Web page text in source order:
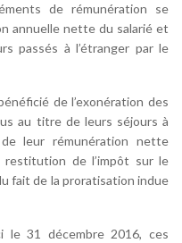
de rémunération se
annuelle nette du salarié et
passés à l’étranger par le
de l’exonération des
au titre de leurs séjours à
leur rémunération nette
restitution de l’impôt sur le
fait de la proratisation indue
le 31 décembre 2016, ces